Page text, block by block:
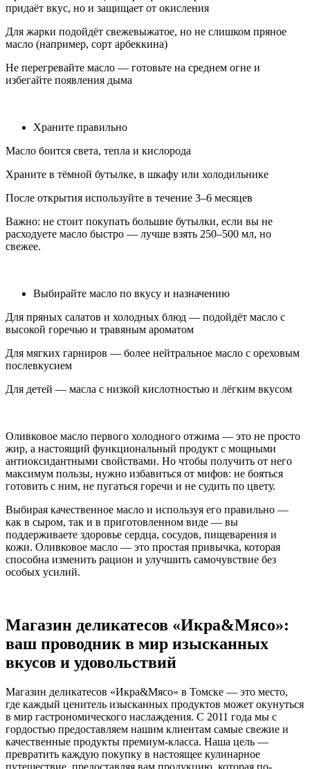
придаёт вкус, но и защищает от окисления
Для жарки подойдёт свежевыжатое, но не слишком пряное
масло (например, сорт арбеккина)
Не перегревайте масло — готовьте на среднем огне и
избегайте появления дыма
Храните правильно
Масло боится света, тепла и кислорода
Храните в тёмной бутылке, в шкафу или холодильнике
После открытия используйте в течение 3–6 месяцев
Важно: не стоит покупать большие бутылки, если вы не
расходуете масло быстро — лучше взять 250–500 мл, но
свежее.
Выбирайте масло по вкусу и назначению
Для пряных салатов и холодных блюд — подойдёт масло с
высокой горечью и травяным ароматом
Для мягких гарниров — более нейтральное масло с ореховым
послевкусием
Для детей — масла с низкой кислотностью и лёгким вкусом
Оливковое масло первого холодного отжима — это не просто
жир, а настоящий функциональный продукт с мощными
антиоксидантными свойствами. Но чтобы получить от него
максимум пользы, нужно избавиться от мифов: не бояться
готовить с ним, не пугаться горечи и не судить по цвету.
Выбирая качественное масло и используя его правильно —
как в сыром, так и в приготовленном виде — вы
поддерживаете здоровье сердца, сосудов, пищеварения и
кожи. Оливковое масло — это простая привычка, которая
способна изменить рацион и улучшить самочувствие без
особых усилий.
Магазин деликатесов «Икра&Мясо»:
ваш проводник в мир изысканных
вкусов и удовольствий
Магазин деликатесов «Икра&Мясо» в Томске — это место,
где каждый ценитель изысканных продуктов может окунуться
в мир гастрономического наслаждения. С 2011 года мы с
гордостью предоставляем нашим клиентам самые свежие и
качественные продукты премиум-класса. Наша цель —
превратить каждую покупку в настоящее кулинарное